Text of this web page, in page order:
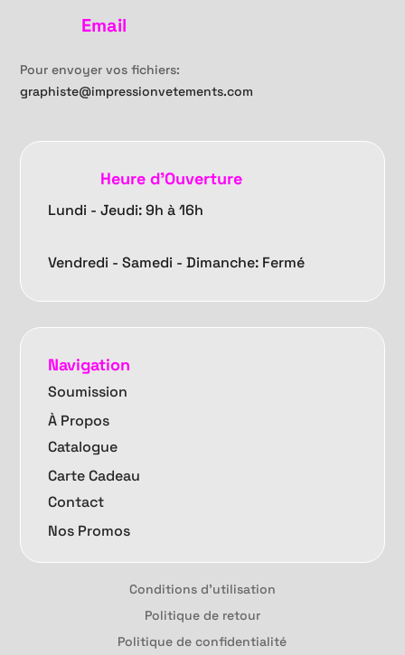
Email
Pour envoyer vos fichiers:
graphiste@impressionvetements.com
Heure d'Ouverture
Lundi - Jeudi: 9h à 16h
Vendredi -Samedi - Dimanche: Fermé
Navigation
Soumission
À Propos
Catalogue
Carte Cadeau
Contact
Nos Promos
Conditions d'utilisation
Politique de retour
Politique de confidentialité